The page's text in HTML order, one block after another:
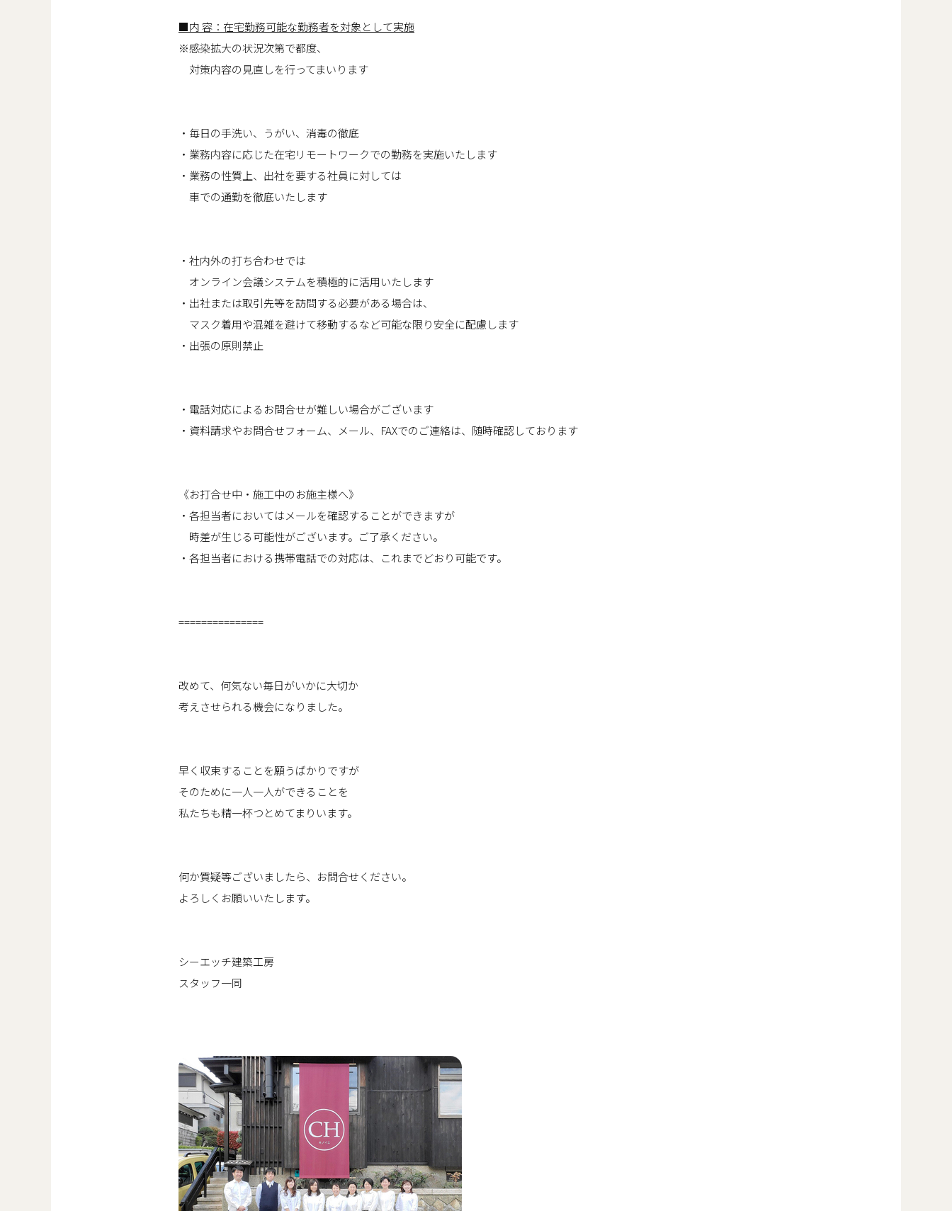
■内 容：在宅勤務可能な勤務者を対象として実施
※感染拡大の状況次第で都度、
対策内容の見直しを行ってまいります
・毎日の手洗い、うがい、消毒の徹底
・業務内容に応じた在宅リモートワークでの勤務を実施いたします
・業務の性質上、出社を要する社員に対しては
車での通勤を徹底いたします
・社内外の打ち合わせでは
オンライン会議システムを積極的に活用いたします
・出社または取引先等を訪問する必要がある場合は、
マスク着用や混雑を避けて移動するなど可能な限り安全に配慮します
・出張の原則禁止
・電話対応によるお問合せが難しい場合がございます
・資料請求やお問合せフォーム、メール、FAXでのご連絡は、随時確認しております
《お打合せ中・施工中のお施主様へ》
・各担当者においてはメールを確認することができますが
時差が生じる可能性がございます。ご了承ください。
・各担当者における携帯電話での対応は、これまでどおり可能です。
===============
改めて、何気ない毎日がいかに大切か
考えさせられる機会になりました。
早く収束することを願うばかりですが
そのために一人一人ができることを
私たちも精一杯つとめてまりいます。
何か質疑等ございましたら、お問合せください。
よろしくお願いいたします。
シーエッチ建築工房
スタッフ一同